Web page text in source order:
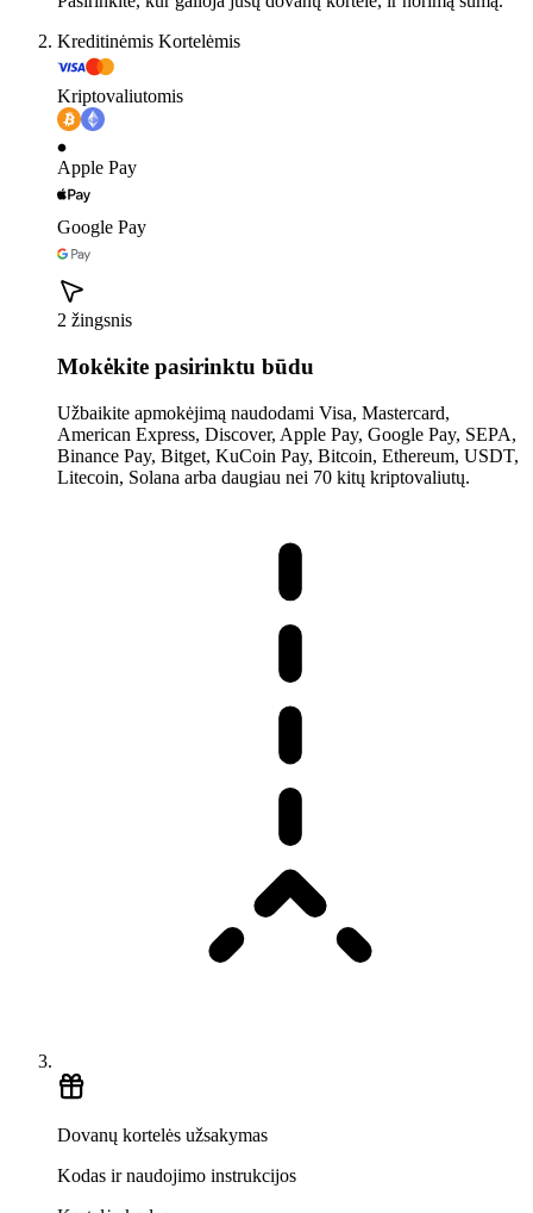
Kreditinėmis Kortelėmis
Kriptovaliutomis
Apple Pay
Google Pay
2 žingsnis
Mokėkite pasirinktu būdu
Užbaikite apmokėjimą naudodami Visa, Mastercard,
American Express, Discover, Apple Pay, Google Pay, SEPA,
Binance Pay, Bitget, KuCoin Pay, Bitcoin, Ethereum, USDT,
Litecoin, Solana arba daugiau nei 70 kitų kriptovaliutų.
Dovanų kortelės užsakymas
Kodas ir naudojimo instrukcijos